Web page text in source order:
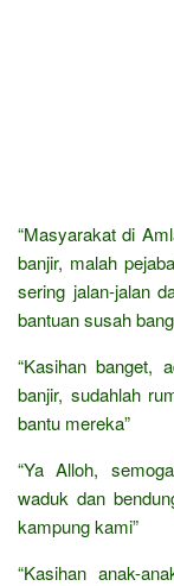
“Masyarakat di
banjir, malah
sering jalan-jalan
bantuan susah
“Kasihan banget,
banjir, sudahlah
bantu mereka”
“Ya Alloh,
waduk dan
kampung kami”
“Kasihan anak-